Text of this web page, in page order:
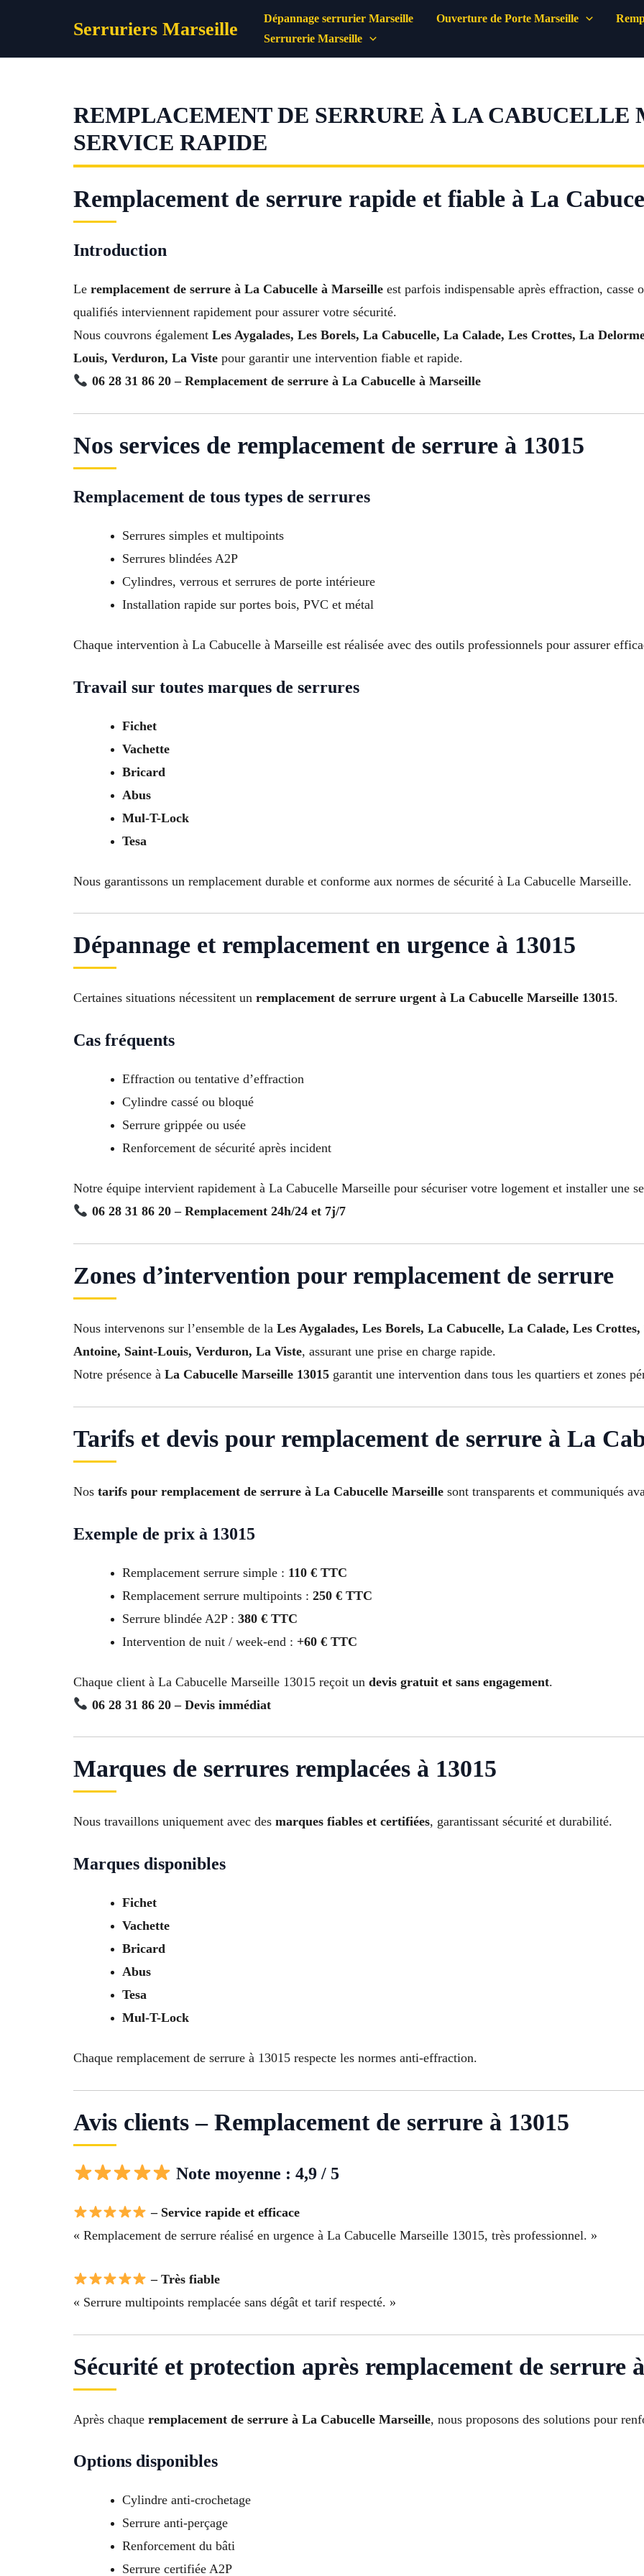
Serruriers Marseille Dépannage serrurier Marseille Ouverture de Porte Marseille
Serrurerie Marseille
REMPLACEMENT DE SERRURE À LA CABUCELLE
SERVICE RAPIDE
Remplacement de serrure rapide et fiable à La
Introduction
Le remplacement de serrure à La Cabucelle à Marseille est parfois indispensable après effraction,
qualifiés interviennent rapidement pour assurer votre sécurité.
Nous couvrons également Les Aygalades, Les Borels, La Cabucelle, La Calade, Les Crottes, La
Louis, Verduron, La Viste pour garantir une intervention fiable et rapide.
06 28 31 86 20 – Remplacement de serrure à La Cabucelle à Marseille
Nos services de remplacement de serrure à 13015
Remplacement de tous types de serrures
Serrures simples et multipoints
Serrures blindées A2P
Cylindres, verrous et serrures de porte intérieure
Installation rapide sur portes bois, PVC et métal
Chaque intervention à La Cabucelle à Marseille est réalisée avec des outils professionnels pour assurer
Travail sur toutes marques de serrures
Fichet
Vachette
Bricard
Abus
Mul-T-Lock
Tesa
Nous garantissons un remplacement durable et conforme aux normes de sécurité à La Cabucelle Marseille.
Dépannage et remplacement en urgence à 13015
Certaines situations nécessitent un remplacement de serrure urgent à La Cabucelle Marseille 13015.
Cas fréquents
Effraction ou tentative d’effraction
Cylindre cassé ou bloqué
Serrure grippée ou usée
Renforcement de sécurité après incident
Notre équipe intervient rapidement à La Cabucelle Marseille pour sécuriser votre logement et installer une
06 28 31 86 20 – Remplacement 24h/24 et 7j/7
Zones d’intervention pour remplacement de serrure
Nous intervenons sur l’ensemble de la Les Aygalades, Les Borels, La Cabucelle, La Calade, Les
Antoine, Saint-Louis, Verduron, La Viste, assurant une prise en charge rapide.
Notre présence à La Cabucelle Marseille 13015 garantit une intervention dans tous les quartiers et zones
Tarifs et devis pour remplacement de serrure à La
Nos tarifs pour remplacement de serrure à La Cabucelle Marseille sont transparents et communiqués
Exemple de prix à 13015
Remplacement serrure simple : 110 € TTC
Remplacement serrure multipoints : 250 € TTC
Serrure blindée A2P : 380 € TTC
Intervention de nuit / week-end : +60 € TTC
Chaque client à La Cabucelle Marseille 13015 reçoit un devis gratuit et sans engagement.
06 28 31 86 20 – Devis immédiat
Marques de serrures remplacées à 13015
Nous travaillons uniquement avec des marques fiables et certifiées, garantissant sécurité et durabilité.
Marques disponibles
Fichet
Vachette
Bricard
Abus
Tesa
Mul-T-Lock
Chaque remplacement de serrure à 13015 respecte les normes anti-effraction.
Avis clients – Remplacement de serrure à 13015
Note moyenne : 4,9 / 5
– Service rapide et efficace
« Remplacement de serrure réalisé en urgence à La Cabucelle Marseille 13015, très professionnel. »
– Très fiable
« Serrure multipoints remplacée sans dégât et tarif respecté. »
Sécurité et protection après remplacement de serrure
Après chaque remplacement de serrure à La Cabucelle Marseille, nous proposons des solutions pour
Options disponibles
Cylindre anti-crochetage
Serrure anti-perçage
Renforcement du bâti
Serrure certifiée A2P